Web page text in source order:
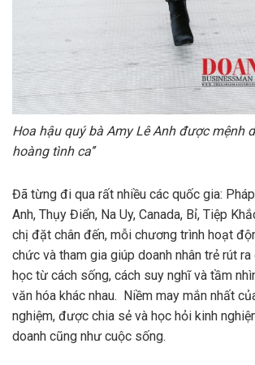
Hoa hậu quý bà Amy Lê Anh được mệnh
hoàng tình ca’’
Đã từng đi qua rất nhiều các quốc gia:
Anh, Thụy Điển, Na Uy, Canada, Bỉ, Tiệp
chị đặt chân đến, mỗi chương trình hoạt
chức và tham gia giúp doanh nhân trẻ rút
học từ cách sống, cách suy nghĩ và tầm
văn hóa khác nhau. Niềm may mắn nhất
nghiệm, được chia sẻ và học hỏi kinh
doanh cũng như cuộc sống.